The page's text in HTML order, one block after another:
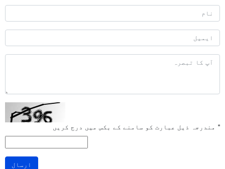
* مندرجہ ذیل عبارت کو سامنے کے بکس میں درج کریں
ارسال